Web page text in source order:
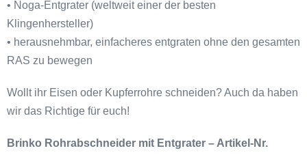
• Noga-Entgrater (weltweit einer der besten
Klingenhersteller)
• herausnehmbar, einfacheres entgraten ohne den gesamten
RAS zu bewegen
Wollt ihr Eisen oder Kupferrohre schneiden? Auch da haben
wir das Richtige für euch!
Brinko Rohrabschneider mit Entgrater – Artikel-Nr.